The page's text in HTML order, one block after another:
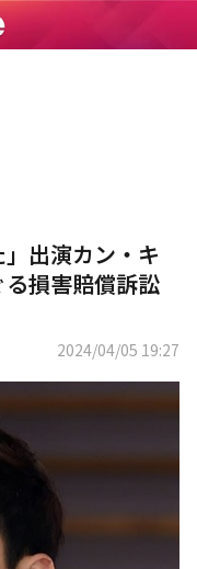
」出演カン・キ
損害賠償訴訟
2024/04/05 19:27